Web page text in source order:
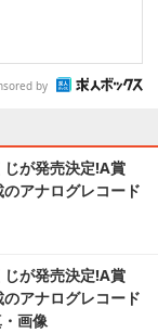
by
じが発売決定!A賞
アナログレコード
じが発売決定!A賞
アナログレコード
画像